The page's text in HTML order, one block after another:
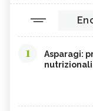
1
Asparagi: